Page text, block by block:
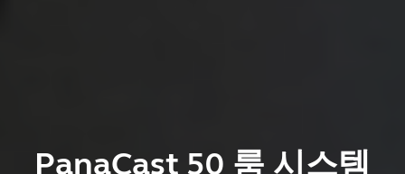
PanaCast 50 룸 시스템